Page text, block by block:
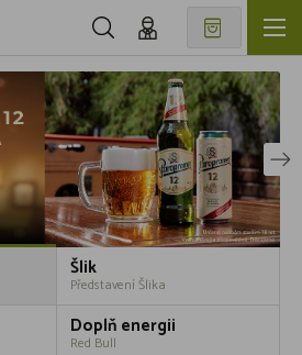
Šlik
Představení Šlika
Doplň energii
Red Bull